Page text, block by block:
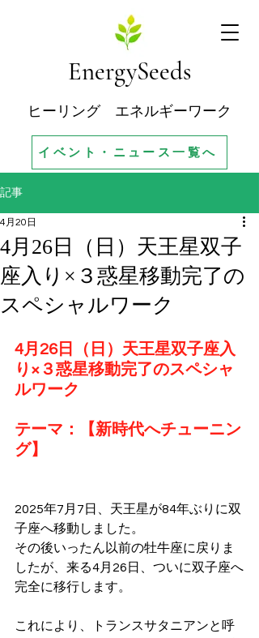
EnergySeeds
ヒーリング エネルギーワーク
イベント・ニュース一覧へ
記事
4月26日（日）天王星双子
座入り×３惑星移動完了の
スペシャルワーク
4月20日
4月26日（日）天王星双子座入
り×３惑星移動完了のスペシャ
ルワーク
テーマ：
【新時代へチューニン
グ】
2025年7月7日、天王星が84年ぶりに双
子座へ移動しました。
その後いったん以前の牡牛座に戻りま
したが、来る4月26日、ついに双子座へ
完全に移行します。
これにより、トランスサタニアンと呼